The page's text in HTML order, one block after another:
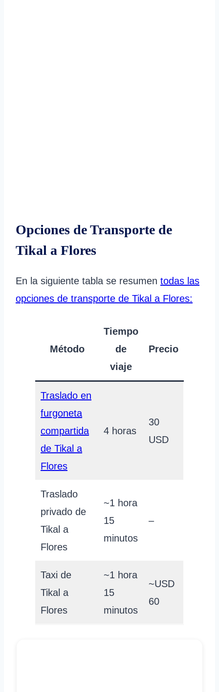
Opciones de Transporte de
Tikal a Flores
En la siguiente tabla se resumen todas las
opciones de transporte de Tikal a Flores:
Método
Tiempo
de
viaje
Precio
Traslado en
furgoneta
compartida
de Tikal a
Flores
4 horas
30
USD
Traslado
privado de
Tikal a
Flores
~1 hora
15
minutos
–
Taxi de
Tikal a
Flores
~1 hora
15
minutos
~USD
60